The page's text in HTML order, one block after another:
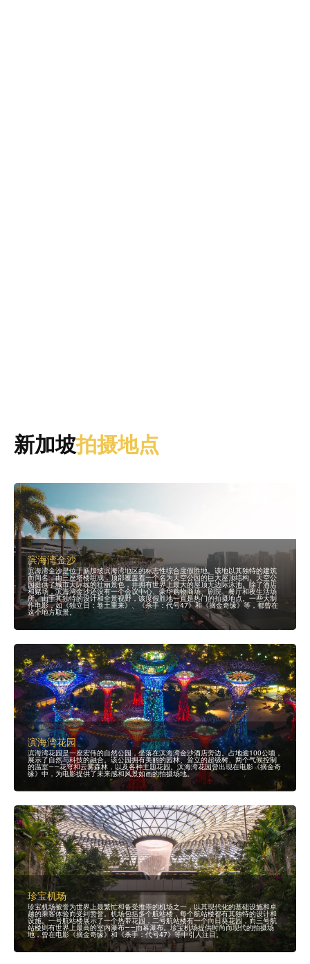
新加坡拍摄地点
滨海湾金沙
滨海湾金沙是位于新加坡滨海湾地区的标志性综合度假胜地。该地以其独特的建筑
而闻名，由三座塔楼组成，顶部覆盖着一个名为天空公园的巨大屋顶结构。天空公
园提供了城市天际线的壮丽景色，并拥有世界上最大的屋顶无边际泳池。除了酒店
和赌场，滨海湾金沙还设有一个会议中心、豪华购物商场、剧院、餐厅和夜生活场
所。由于其独特的设计和全景视野，该度假胜地一直是热门的拍摄地点。一些大制
作电影，如《独立日：卷土重来》、《杀手：代号47》和《摘金奇缘》等，都曾在
这个地方取景。
滨海湾花园
滨海湾花园是一座宏伟的自然公园，坐落在滨海湾金沙酒店旁边。占地逾100公顷，
展示了自然与科技的融合。该公园拥有美丽的园林、耸立的超级树、两个气候控制
的温室——花穹和云雾森林，以及各种主题花园。滨海湾花园曾出现在电影《摘金奇
缘》中，为电影提供了未来感和风景如画的拍摄场地。
珍宝机场
珍宝机场被誉为世界上最繁忙和备受推崇的机场之一，以其现代化的基础设施和卓
越的乘客体验而受到赞誉。机场包括多个航站楼，每个航站楼都有其独特的设计和
设施。一号航站楼展示了一个热带花园，二号航站楼有一个向日葵花园，而三号航
站楼则有世界上最高的室内瀑布——雨幕瀑布。珍宝机场提供时尚而现代的拍摄场
地，曾在电影《摘金奇缘》和《杀手：代号47》等中引人注目。